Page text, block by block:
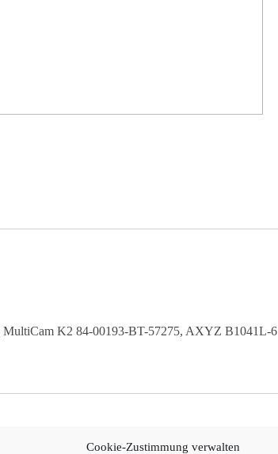
Cookie-Zustimmung verwalten
MultiCam K2 84-00193-BT-57275, AXYZ B1041L-6